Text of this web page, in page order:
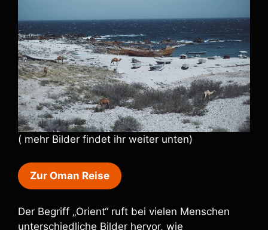
( mehr Bilder findet ihr weiter unten)
Zur Oman Reise
Der Begriff „Orient“ ruft bei vielen Menschen
unterschiedliche Bilder hervor, wie